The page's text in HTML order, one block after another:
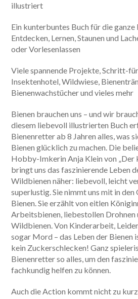
illustriert
Ein kunterbuntes Buch für die ganze
Entdecken, Lernen, Staunen und
oder Vorlesenlassen
Viele spannende Projekte, Schritt-
Insektenhotel, Wildwiese,
Bienenwachstücher und vieles mehr
Bienen brauchen uns – und wir
diesem liebevoll illustrierten Buch
Bienenretter ab 8 Jahren alles, was
Bienen glücklich zu machen. Die
Hobby-Imkerin Anja Klein von „Der
bringt uns das faszinierende Leben
Wildbienen näher: liebevoll, leicht
superlustig. Sie nimmt uns mit in den
Bienen. Sie erzählt von eitlen
Arbeitsbienen, liebestollen Drohnen
Wildbienen. Von Kinderarbeit,
sogar Mord – das Leben der Bienen
kein Zuckerschlecken! Ganz
Bienenretter so alles, um den
fachkundig helfen zu können.
Auch die Action kommt nicht zu